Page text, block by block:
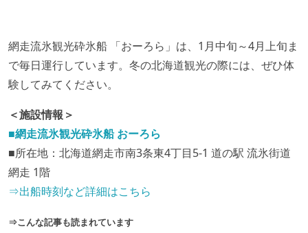
網走流氷観光砕氷船 「おーろら」は、1月中旬～4月上旬ま
で毎日運行しています。冬の北海道観光の際には、ぜひ体
験してみてください。
＜施設情報＞
■網走流氷観光砕氷船 おーろら
■所在地：北海道網走市南3条東4丁目5-1 道の駅 流氷街道
網走 1階
⇒出船時刻など詳細はこちら
⇒こんな記事も読まれています